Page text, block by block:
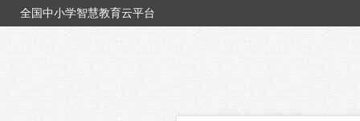
全国中小学智慧教育云平台